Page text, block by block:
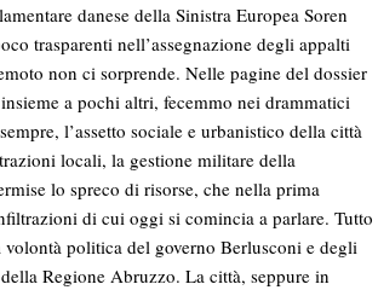
danese della Sinistra Europea Soren
trasparenti nell’assegnazione degli appalti
non ci sorprende. Nelle pagine del dossier
a pochi altri, fecemmo nei drammatici
l’assetto sociale e urbanistico della città
locali, la gestione militare della
lo spreco di risorse, che nella prima
di cui oggi si comincia a parlare. Tutto
politica del governo Berlusconi e degli
Regione Abruzzo. La città, seppure in